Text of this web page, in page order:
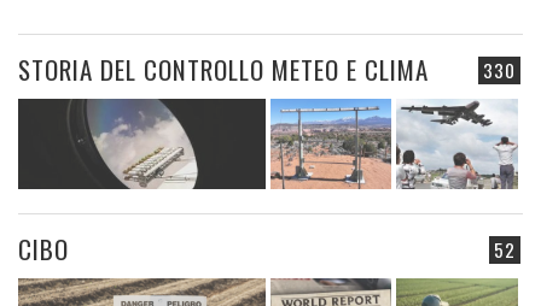
330
STORIA DEL CONTROLLO METEO E CLIMA
52
CIBO